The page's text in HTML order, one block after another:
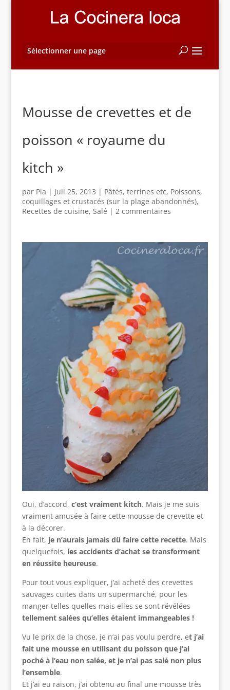
Sélectionner une page
Mousse de crevettes et de
poisson « royaume du
kitch »
par Pia | Juil 25, 2013 | Pâtés, terrines etc, Poissons,
coquillages et crustacés (sur la plage abandonnés),
Recettes de cuisine, Salé | 2 commentaires
Oui, d’accord, c’est vraiment kitch. Mais je me suis
vraiment amusée à faire cette mousse de crevette et
à la décorer.
En fait, je n’aurais jamais dû faire cette recette. Mais
quelquefois, les accidents d’achat se transforment
en réussite heureuse.
Pour tout vous expliquer, j’ai acheté des crevettes
sauvages cuites dans un supermarché, pour les
manger telles quelles mais elles se sont révélées
tellement salées qu’elles étaient immangeables !
Vu le prix de la chose, je n’ai pas voulu perdre, et j’ai
fait une mousse en utilisant du poisson que j’ai
poché à l’eau non salée, et je n’ai pas salé non plus
l’ensemble.
Et j’ai eu raison, j’ai obtenu au final une mousse très